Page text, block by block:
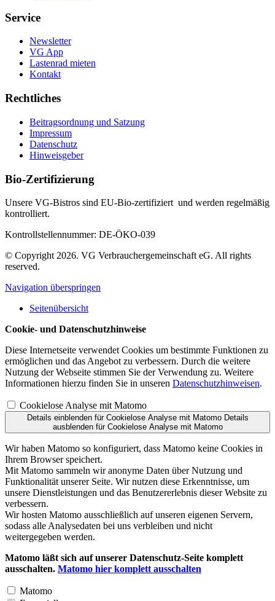
Service
Newsletter
VG App
Lastenrad mieten
Kontakt
Rechtliches
Beitragsordnung und Satzung
Impressum
Datenschutz
Hinweisgeber
Bio-Zertifizierung
Unsere VG-Bistros sind EU-Bio-zertifiziert und werden regelmäßig
kontrolliert.
Kontrollstellennummer: DE-ÖKO-039
© Copyright 2026. VG Verbrauchergemeinschaft eG. All rights
reserved.
Navigation überspringen
Seitenübersicht
Cookie- und Datenschutzhinweise
Diese Internetseite verwendet Cookies um bestimmte Funktionen zu
ermöglichen und das Angebot zu verbessern. Durch die weitere
Nutzung der Webseite stimmen Sie der Verwendung zu. Weitere
Informationen hierzu finden Sie in unseren Datenschutzhinweisen.
Cookielose Analyse mit Matomo
Details einblendenfür Cookielose Analyse mit Matomo Details
ausblendenfür Cookielose Analyse mit Matomo
Wir haben Matomo so konfiguriert, dass Matomo keine Cookies in
Ihrem Browser speichert.
Mit Matomo sammeln wir anonyme Daten über Nutzung und
Funktionalität unserer Seite. Wir nutzen diese Erkenntnisse, um
unsere Dienstleistungen und das Benutzererlebnis dieser Website zu
verbessern.
Wir hosten Matomo ausschließlich auf unseren eigenen Servern,
sodass alle Analysedaten bei uns verbleiben und nicht
weitergegeben werden.
Matomo läßt sich auf unserer Datenschutz-Seite komplett
ausschalten. Matomo hier komplett ausschalten
Matomo